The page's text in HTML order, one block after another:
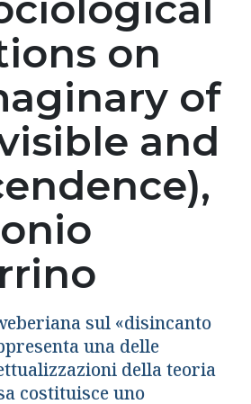
on
of
and
sul «disincanto
una delle
della teoria
costituisce uno